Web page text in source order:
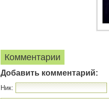
Комментарии
Добавить комментарий:
Ник: